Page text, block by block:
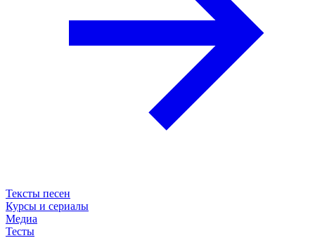
Тексты песен
Курсы и сериалы
Медиа
Тесты